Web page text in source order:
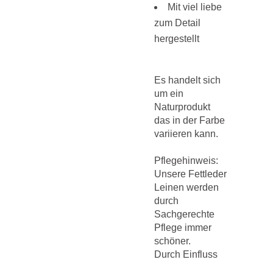
Mit viel liebe
zum Detail
hergestellt
Es handelt sich
um ein
Naturprodukt
das in der Farbe
variieren kann.
Pflegehinweis:
Unsere Fettleder
Leinen werden
durch
Sachgerechte
Pflege immer
schöner.
Durch Einfluss